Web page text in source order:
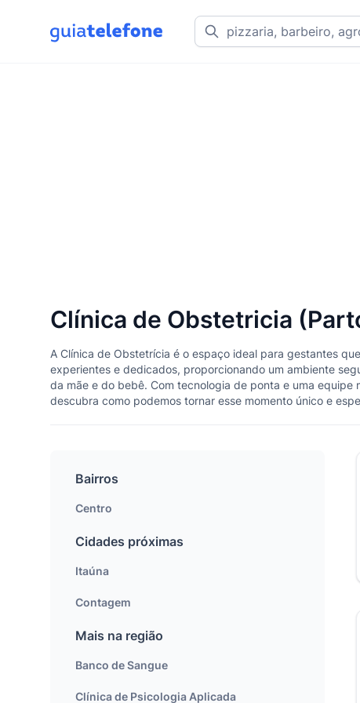
Clínica de Obstetricia
A Clínica de Obstetrícia é o espaço ideal para gestantes
experientes e dedicados, proporcionando um ambiente
da mãe e do bebê. Com tecnologia de ponta e uma
descubra como podemos tornar esse momento único e
Bairros
Centro
Cidades próximas
Itaúna
Contagem
Mais na região
Banco de Sangue
Clínica de Psicologia Aplicada